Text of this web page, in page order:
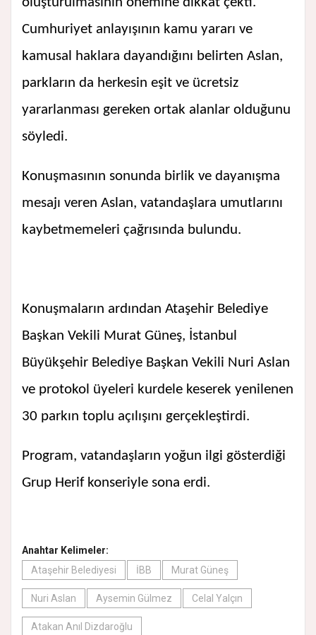
Cumhuriyet anlayışının kamu yararı ve
kamusal haklara dayandığını belirten Aslan,
parkların da herkesin eşit ve ücretsiz
yararlanması gereken ortak alanlar olduğunu
söyledi.
Konuşmasının sonunda birlik ve dayanışma
mesajı veren Aslan, vatandaşlara umutlarını
kaybetmemeleri çağrısında bulundu.
Konuşmaların ardından Ataşehir Belediye
Başkan Vekili Murat Güneş, İstanbul
Büyükşehir Belediye Başkan Vekili Nuri Aslan
ve protokol üyeleri kurdele keserek yenilenen
30 parkın toplu açılışını gerçekleştirdi.
Program, vatandaşların yoğun ilgi gösterdiği
Grup Herif konseriyle sona erdi.
Anahtar Kelimeler:
Ataşehir Belediyesi
İBB Murat Güneş
Nuri Aslan Aysemin Gülmez Celal Yalçın
Atakan Anıl Dizdaroğlu